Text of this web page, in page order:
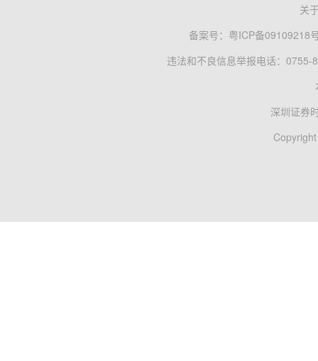
关
备案号： 粤ICP备09109218
违法和不良信息举报电话：0755-
深圳证券